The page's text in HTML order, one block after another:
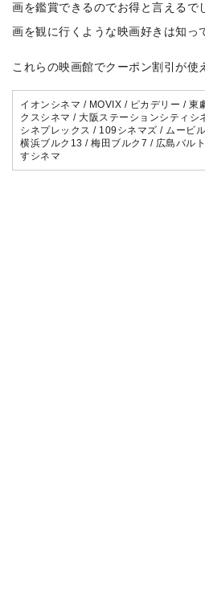
画を鑑賞できるのでお得と言えるで
画を観に行くような映画好きは知っ
これらの映画館でクーポン割引が使
イオンシネマ / MOVIX / ピカデリー / 東
クスシネマ / 大阪ステーションシティシ
シネプレックス / 109シネマズ / ムービ
横浜ブルク13 / 梅田ブルク7 / 広島バル
すシネマ